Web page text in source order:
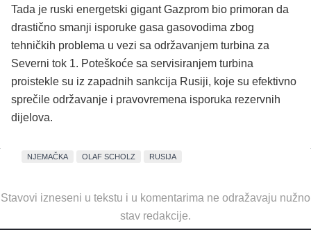
Tada je ruski energetski gigant Gazprom bio primoran da
drastično smanji isporuke gasa gasovodima zbog
tehničkih problema u vezi sa održavanjem turbina za
Severni tok 1. Poteškoće sa servisiranjem turbina
proistekle su iz zapadnih sankcija Rusiji, koje su efektivno
sprečile održavanje i pravovremena isporuka rezervnih
dijelova.
NJEMAČKA OLAF SCHOLZ RUSIJA
Stavovi izneseni u tekstu i u komentarima ne odražavaju nužno
stav redakcije.